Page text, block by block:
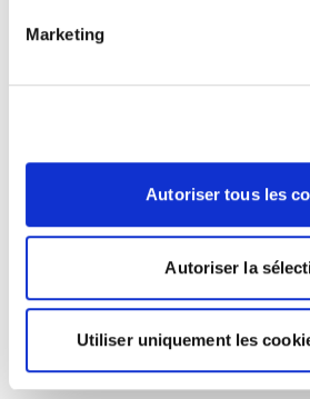
Marketing
Autoriser tous les
Autoriser la
Utiliser uniquement les